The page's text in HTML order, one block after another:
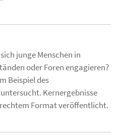
junge Menschen in
oder Foren engagieren?
Beispiel des
Kernergebnisse
Format veröffentlicht.